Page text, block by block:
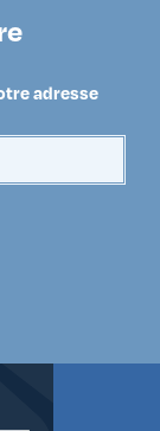
adresse